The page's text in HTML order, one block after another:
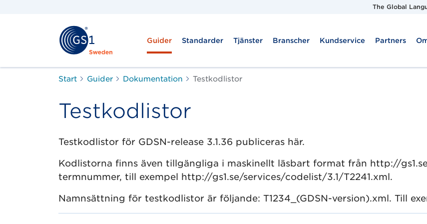
The Global
Guider Standarder Tjänster Branscher Kundservice Partners
Start Guider Dokumentation Testkodlistor
Testkodlistor
Testkodlistor för GDSN-release 3.1.36 publiceras här.
Kodlistorna finns även tillgängliga i maskinellt läsbart format från http://
termnummer, till exempel http://gs1.se/services/codelist/3.1/T2241.xml.
Namnsättning för testkodlistor är följande: T1234_(GDSN-version).xml. Till